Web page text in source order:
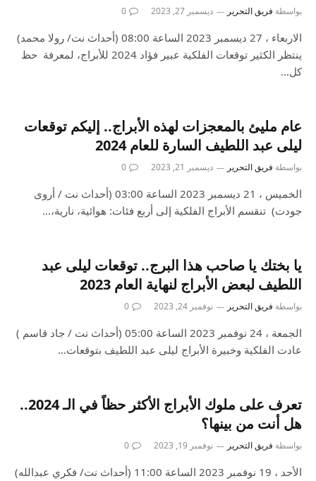
بواسطة فريق التحرير ديسمبر 27, 2023 0
الاربعاء ، 27 ديسمبر 2023 الساعة 08:00 (أحداث نت/ رولا محمد)
ينتظر الكثير توقعات الفلكية عبير فؤاد 2024 للأبراج، لمعرفة حظ
كل…
عام مليئ بالمعجزات لهذه الأبراج.. إليكم توقعات
ليلى عبد اللطيف السارة للعام 2024
بواسطة فريق التحرير ديسمبر 21, 2023 0
الخميس ، 21 ديسمبر 2023 الساعة 03:00 (أحداث نت / أروى
جودت) تنقسم الأبراج الفلكية إلى أربع فئات: هوائية، نارية،…
يا بختك يا صاحب هذا البرج.. توقعات ليلى عبد
اللطيف لبعض الأبراج لنهاية العام 2023
بواسطة فريق التحرير نوفمبر 24, 2023 0
الجمعة ، 24 نوفمبر 2023 الساعة 05:00 (أحداث نت / جاد قاسم )
عادت الفلكية وخبيرة الأبراج ليلى عبد اللطيف بتوقعات…
تعرف على ملوك الأبراج الأكثر حظاً في الـ 2024..
هل أنت من بينها؟
بواسطة فريق التحرير نوفمبر 19, 2023 0
الأحد ، 19 نوفمبر 2023 الساعة 11:00 (أحداث نت/ فكري عبدالله)